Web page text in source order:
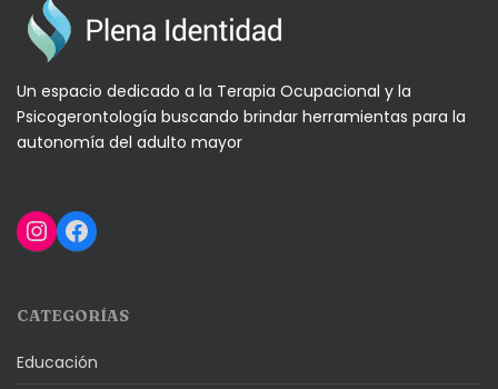
Un espacio dedicado a la Terapia Ocupacional y la
Psicogerontología buscando brindar herramientas para la
autonomía del adulto mayor
Instagram
Facebook
CATEGORÍAS
Educación